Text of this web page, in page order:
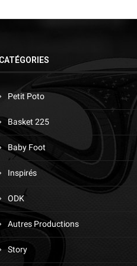
Petit Poto
Basket 225
Baby Foot
Inspirés
ODK
Autres Productions
Story